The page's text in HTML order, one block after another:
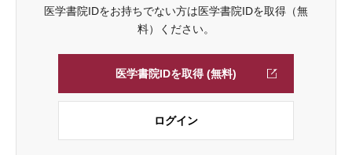
医学書院IDをお持ちでない方は医学書院IDを取得（無
料）ください。
医学書院IDを取得 (無料)
ログイン